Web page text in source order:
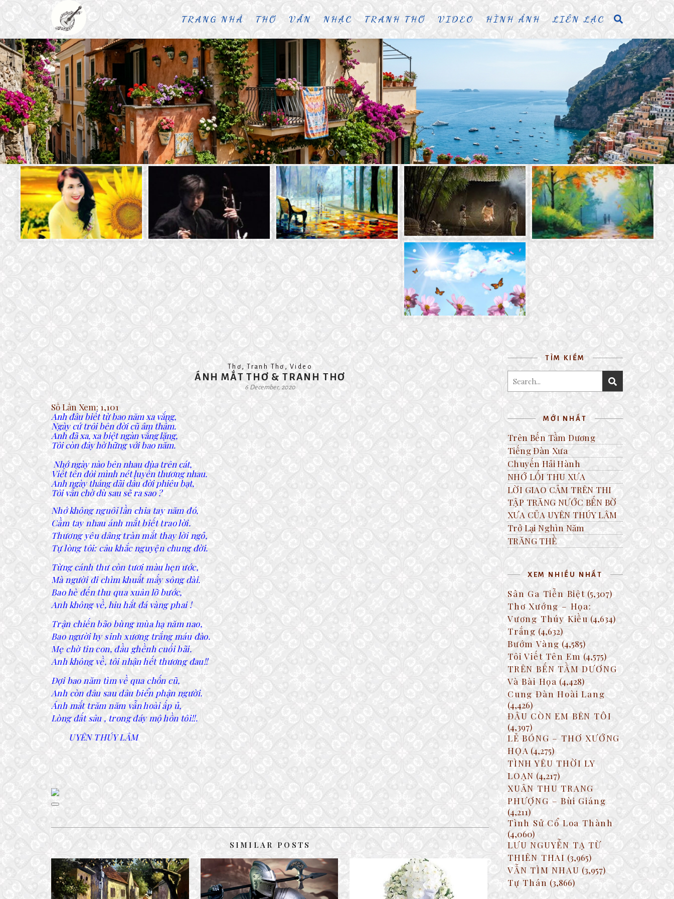
TRANG NHÀ THƠ VĂN NHẠC TRANH THƠ VIDEO HÌNH ẢNH LIÊN LẠC
Thơ ,Tranh Thơ , Video
ÁNH MẮT THƠ & TRANH THƠ
6 December, 2020
Số Lần Xem: 1,101
Anh đâu biết từ bao năm xa vắng,
Ngày cứ trôi bên đời cũ âm thầm.
Anh đã xa, xa biệt ngàn vắng lặng,
Tôi còn đây hờ hững với bao năm.
Nhớ ngày nào bên nhau đùa trên cát,
Viết tên đôi mình nét luyến thương nhau.
Anh ngày tháng dãi dầu đời phiêu bạt,
Tôi vẫn chờ dù sau sẽ ra sao ?
Nhớ không nguôi lần chia tay năm đó,
Cầm tay nhau ánh mắt biết trao lời.
Thương yêu dâng tràn mắt thay lời ngỏ,
Tự lòng tôi: câu khắc nguyện chung đời.
Từng cánh thư còn tươi màu hẹn ước,
Mà người đi chìm khuất mấy sông dài.
Bao hè đến thu qua xuân lỡ bước,
Anh không về, hiu hắt đá vàng phai !
Trận chiến bão bùng mùa hạ năm nao,
Bao người hy sinh xương trắng máu đào.
Mẹ chờ tin con, đầu ghềnh cuối bãi.
Anh không về, tôi nhận hết thương đau!!
Đợi bao năm tìm về qua chốn cũ,
Anh còn đâu sau dâu biển phận người.
Ánh mắt trăm năm vẫn hoài ấp ủ,
Lòng đất sâu , trong đáy mộ hồn tôi!!.
UYÊN THÚY LÂM
SIMILAR POSTS
CHIẾC BÓNG – NGÀY VỀ
12 February, 2024
LẺ BÓNG – THƠ XƯỚNG HỌA
14 June, 2019
THƯƠNG TIẾC NGƯỜI ĐI
28 October, 2016
TÌM KIẾM
MỚI NHẤT
Trên Bến Tầm Dương
Tiếng Đàn Xưa
Chuyến Hải Hành
NHỚ LỐI THU XƯA
LỜI GIAO CẢM TRÊN THI
TẬP TRĂNG NƯỚC BẾN BỜ
XƯA CỦA UYÊN THÚY LÂM
Trở Lại Nghìn Năm
TRĂNG THỀ
XEM NHIỀU NHẤT
Sân Ga Tiễn Biệt (5,307)
Thơ Xướng – Họa:
Vương Thúy Kiều (4,634)
Trắng (4,632)
Bướm Vàng (4,585)
Tôi Viết Tên Em (4,575)
TRÊN BẾN TẦM DƯƠNG
Và Bài Họa (4,428)
Cung Đàn Hoài Lang
(4,426)
ĐÂU CÒN EM BÊN TÔI
(4,397)
LẺ BÓNG – THƠ XƯỚNG
HỌA (4,275)
TÌNH YÊU THỜI LY
LOẠN (4,217)
XUÂN THU TRANG
PHƯỢNG – Bùi Giáng
(4,211)
Tình Sử Cổ Loa Thành
(4,060)
LƯU NGUYỄN TẠ TỪ
THIÊN THAI (3,965)
VẪN TÌM NHAU (3,957)
Tự Thán (3,866)